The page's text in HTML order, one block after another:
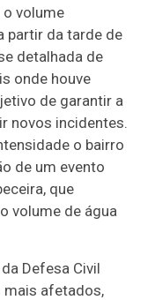
volume
partir da tarde de
detalhada de
onde houve
de garantir a
novos incidentes.
o bairro
de um evento
que
volume de água
Defesa Civil
mais afetados,